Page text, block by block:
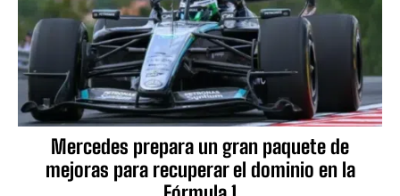
Mercedes prepara un gran paquete de
mejoras para recuperar el dominio en la